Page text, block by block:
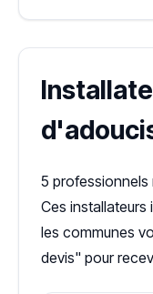
5 professionnels
Ces installateurs
les communes
devis" pour